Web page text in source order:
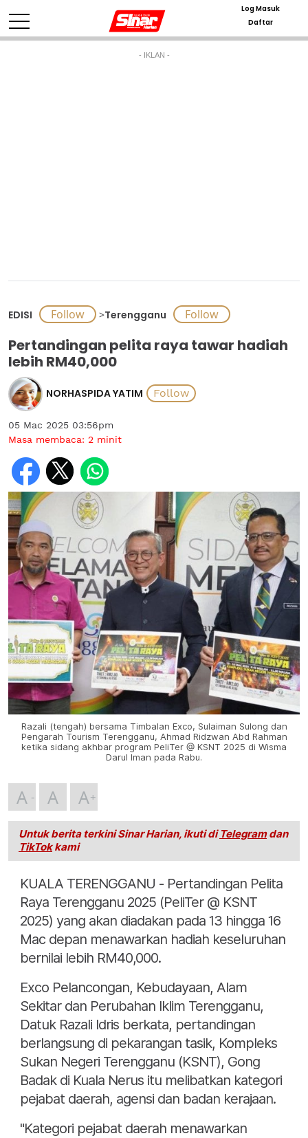
Log Masuk
Daftar
- IKLAN -
EDISI >Terengganu
Pertandingan pelita raya tawar hadiah
lebih RM40,000
NORHASPIDA YATIM
05 Mac 2025 03:56pm
Masa membaca: 2 minit
Razali (tengah) bersama Timbalan Exco, Sulaiman Sulong dan
Pengarah Tourism Terengganu, Ahmad Ridzwan Abd Rahman
ketika sidang akhbar program PeliTer @ KSNT 2025 di Wisma
Darul Iman pada Rabu.
A A A
Untuk berita terkini Sinar Harian, ikuti di Telegramdan
TikTokkami
KUALA TERENGGANU - Pertandingan Pelita
Raya Terengganu 2025 (PeliTer @ KSNT
2025) yang akan diadakan pada 13 hingga 16
Mac depan menawarkan hadiah keseluruhan
bernilai lebih RM40,000.
Exco Pelancongan, Kebudayaan, Alam
Sekitar dan Perubahan Iklim Terengganu,
Datuk Razali Idris berkata, pertandingan
berlangsung di pekarangan tasik, Kompleks
Sukan Negeri Terengganu (KSNT), Gong
Badak di Kuala Nerus itu melibatkan kategori
pejabat daerah, agensi dan badan kerajaan.
"Kategori pejabat daerah menawarkan